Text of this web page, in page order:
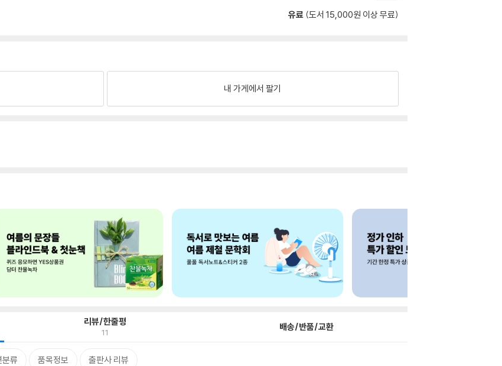
유료 (도서 15,000원 이상 무료)
내 가게에서 팔기
리뷰/한줄평
11 배송/반품/교환
분류 품목정보 출판사 리뷰